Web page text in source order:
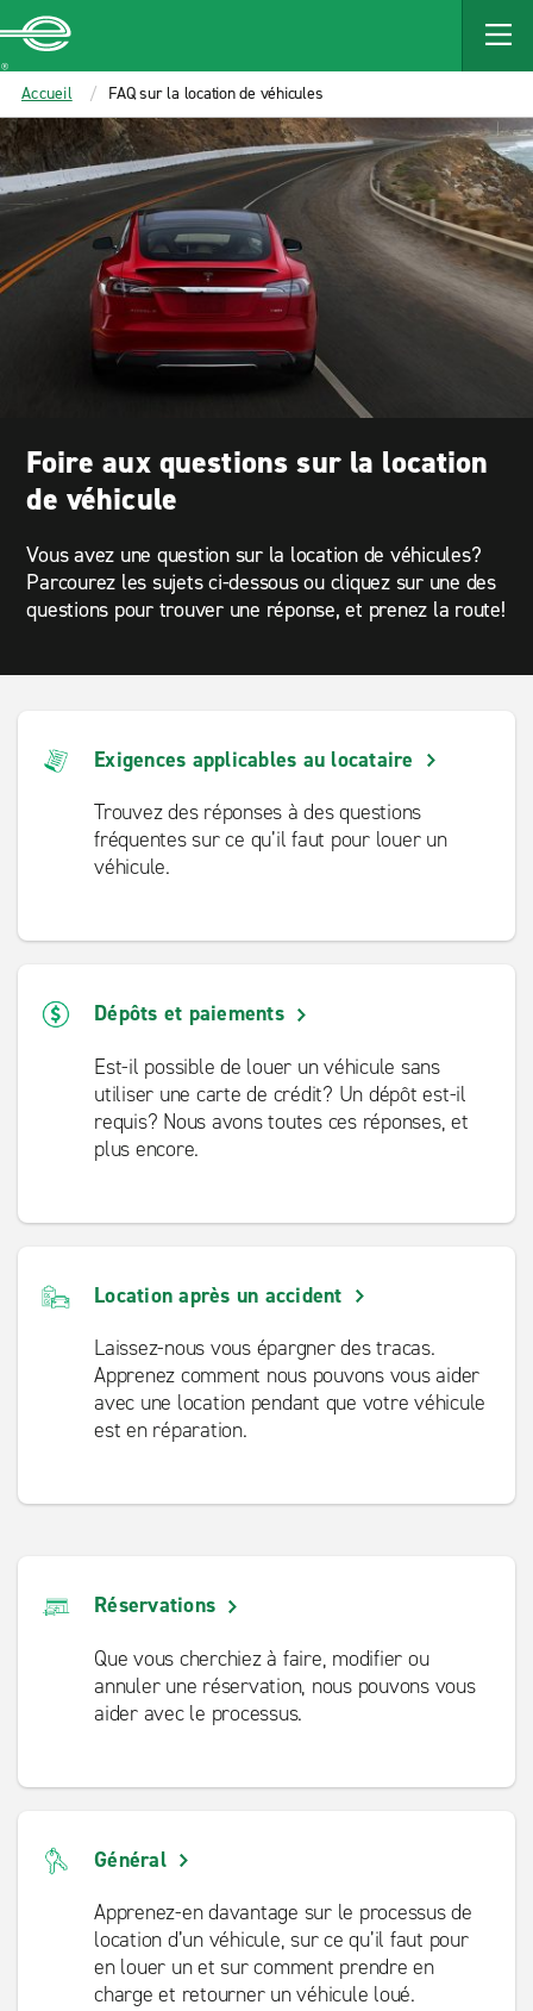
MAIN
CONTENT
Enterprise
Accueil FAQ sur la location de véhicules
Foire aux questions sur la location
de véhicule
Vous avez une question sur la location de véhicules?
Parcourez les sujets ci-dessous ou cliquez sur une des
questions pour trouver une réponse, et prenez la route!
Exigences applicables au locataire
Trouvez des réponses à des questions
fréquentes sur ce qu’il faut pour louer un
véhicule.
Dépôts et paiements
Est-il possible de louer un véhicule sans
utiliser une carte de crédit? Un dépôt est-il
requis? Nous avons toutes ces réponses, et
plus encore.
Location après un accident
Laissez-nous vous épargner des tracas.
Apprenez comment nous pouvons vous aider
avec une location pendant que votre véhicule
est en réparation.
Réservations
Que vous cherchiez à faire, modifier ou
annuler une réservation, nous pouvons vous
aider avec le processus.
Général
Apprenez-en davantage sur le processus de
location d’un véhicule, sur ce qu’il faut pour
en louer un et sur comment prendre en
charge et retourner un véhicule loué.